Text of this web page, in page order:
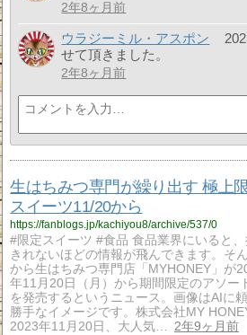
2年8ヶ月前
ウラジーミル・アスポン
せて頂きました。
2年8ヶ月前
生はちみつ専門が繰り出す 極上
スイーツ11/20から
https://fanblogs.jp/kachiyou8/archive/537/0
#限定スイーツ #食品 食品業界にいると、
きれないほどの情報が飛んできます。そ
から生はちみつ専門店「MYHONEY」が
年11月20日（月）から期間限定のアソー
を発売するというニュース。画像はAIに
勝手なイメージです。株式会社MY
2023年11月20日、大人気…
2年9ヶ月前